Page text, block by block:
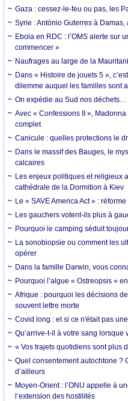
Gaza : cessez-le-feu ou pas, les
Syrie : António Guterres à
Ebola en RDC : l’OMS alerte sur
commencer »
Naufrages au large de la
Dans « Histoire de jouets 5 »,
dilemme auquel les familles sont
On expédie au Sud nos
Avec « Confessions II »,
complet
Canicule : quelles protections le
Dans le massif des Bauges, le
calcaires
Les enjeux politiques et religieux
cathédrale de la Dormition à Kiev
Le « SAVE America Act » :
Les gauchers votent-ils plus à
Pourquoi le camping séduit
La sonobiopsie ou comment les
opérer
Dans la famille Darwin, vous
Pourquoi l’algue « Ostreopsis »
Afrique : pourquoi les décisions
souvent lettre morte
Covid long : et si ce n'était pas
Qu’arrive-t-il à votre sang lorsque
« Vos trajets quotidiens sont plus
Quel consentement autochtone ?
d’ailleurs
Moyen-Orient : l’ONU appelle à
l’extension des hostilités